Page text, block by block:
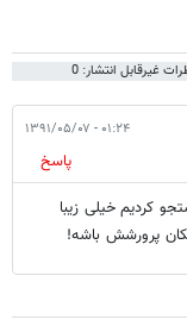
غیرقابل انتشار: 0
۰۱:۲۴ - ۱۳۹۱/۰۵/۰۷
پاسخ
کردیم خیلی زیبا
پرورشش باشه!